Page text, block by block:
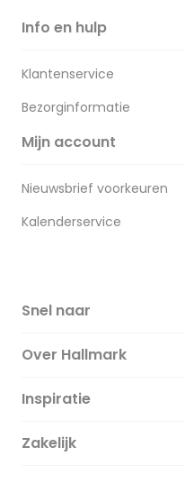
Info en hulp
Klantenservice
Bezorginformatie
Mijn account
Nieuwsbrief voorkeuren
Kalenderservice
Snel naar
Over Hallmark
Over ons
Duurzaamheid
Inspiratie
Magazine
Zakelijk